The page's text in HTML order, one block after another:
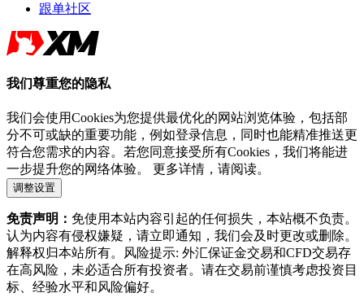
跟单社区
我们尊重您的隐私
我们会使用Cookies为您提供最优化的网站浏览体验，包括部
分不可或缺的重要功能，例如登录信息，同时也能精准推送更
符合您需求的内容。若您同意接受所有Cookies，我们将能进
一步提升您的网络体验。 更多详情，请阅读。
调整设置
免责声明： 免使用本站内容引起的任何损失，本站概不负责。
认为内容有侵权嫌疑，请立即通知，我们会及时更改或删除。
解释权归本站所有。风险提示: 外汇保证金交易和CFD交易存
在高风险，未必适合所有投资者。请在交易前谨慎考虑投资目
标、经验水平和风险偏好。